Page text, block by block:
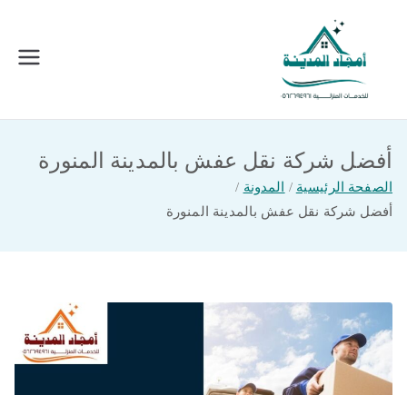
المحتوى
امجاد المدينة للخدمات المنزلية
أفضل شركة نقل عفش بالمدينة المنورة
الصفحة الرئيسية
المدونة
أفضل شركة نقل عفش بالمدينة المنورة